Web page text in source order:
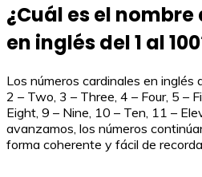
¿Cuál es el
en inglés del 1 al
Los números cardinales en inglés
2 – Two, 3 – Three, 4 – Four, 5 –
Eight, 9 – Nine, 10 – Ten, 11 –
avanzamos, los números
forma coherente y fácil de